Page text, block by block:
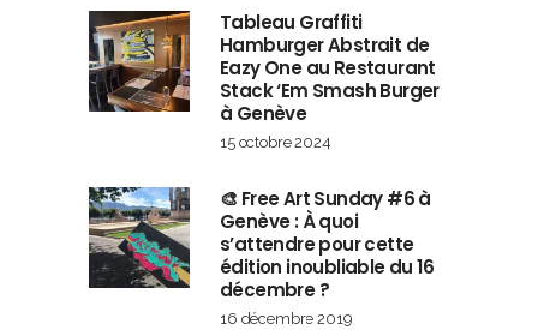
Tableau Graffiti
Hamburger Abstrait de
Eazy One au Restaurant
Stack ‘Em Smash Burger
à Genève
15 octobre 2024
🎨 Free Art Sunday #6 à
Genève : À quoi
s’attendre pour cette
édition inoubliable du 16
décembre ?
16 décembre 2019